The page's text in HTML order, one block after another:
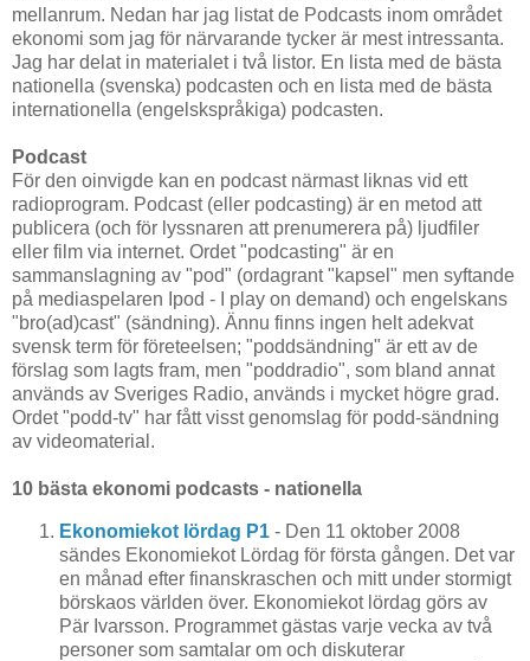
mellanrum. Nedan har jag listat de Podcasts inom området
ekonomi som jag för närvarande tycker är mest intressanta.
Jag har delat in materialet i två listor. En lista med de bästa
nationella (svenska) podcasten och en lista med de bästa
internationella (engelskspråkiga) podcasten.
Podcast
För den oinvigde kan en podcast närmast liknas vid ett
radioprogram. Podcast (eller podcasting) är en metod att
publicera (och för lyssnaren att prenumerera på) ljudfiler
eller film via internet. Ordet "podcasting" är en
sammanslagning av "pod" (ordagrant "kapsel" men syftande
på mediaspelaren Ipod - I play on demand) och engelskans
"bro(ad)cast" (sändning). Ännu finns ingen helt adekvat
svensk term för företeelsen; "poddsändning" är ett av de
förslag som lagts fram, men "poddradio", som bland annat
används av Sveriges Radio, används i mycket högre grad.
Ordet "podd-tv" har fått visst genomslag för podd-sändning
av videomaterial.
10 bästa ekonomi podcasts - nationella
Ekonomiekot lördag P1 - Den 11 oktober 2008
sändes Ekonomiekot Lördag för första gången. Det var
en månad efter finanskraschen och mitt under stormigt
börskaos världen över. Ekonomiekot lördag görs av
Pär Ivarsson. Programmet gästas varje vecka av två
personer som samtalar om och diskuterar